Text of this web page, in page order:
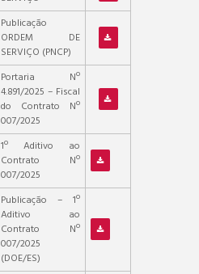
Publicação
ORDEM DE
SERVIÇO (PNCP)
Portaria Nº
4.891/2025 – Fiscal
do Contrato Nº
007/2025
1º Aditivo ao
Contrato Nº
007/2025
Publicação – 1º
Aditivo ao
Contrato Nº
007/2025
(DOE/ES)